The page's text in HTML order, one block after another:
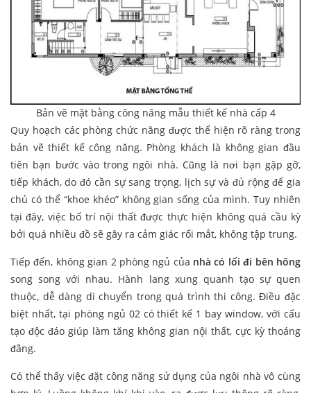
Bản vẽ mặt bằng công năng mẫu thiết kế nhà cấp 4
Quy hoạch các phòng chức năng được thể hiện rõ ràng trong
bản vẽ thiết kế công năng. Phòng khách là không gian đầu
tiên bạn bước vào trong ngôi nhà. Cũng là nơi bạn gặp gỡ,
tiếp khách, do đó cần sự sang trọng, lịch sự và đủ rộng để gia
chủ có thể “khoe khéo” không gian sống của mình. Tuy nhiên
tại đây, việc bố trí nội thất được thực hiện không quá cầu kỳ
bởi quá nhiều đồ sẽ gây ra cảm giác rối mắt, không tập trung.
Tiếp đến, không gian 2 phòng ngủ của nhà có lối đi bên hông
song song với nhau. Hành lang xung quanh tạo sự quen
thuộc, dễ dàng di chuyển trong quá trình thi công. Điều đặc
biệt nhất, tại phòng ngủ 02 có thiết kế 1 bay window, với cấu
tạo độc đáo giúp làm tăng không gian nội thất, cực kỳ thoáng
đãng.
Có thể thấy việc đặt công năng sử dụng của ngôi nhà vô cùng